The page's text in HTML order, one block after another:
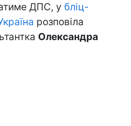
ДПС, у бліц-
розповіла
Олександра